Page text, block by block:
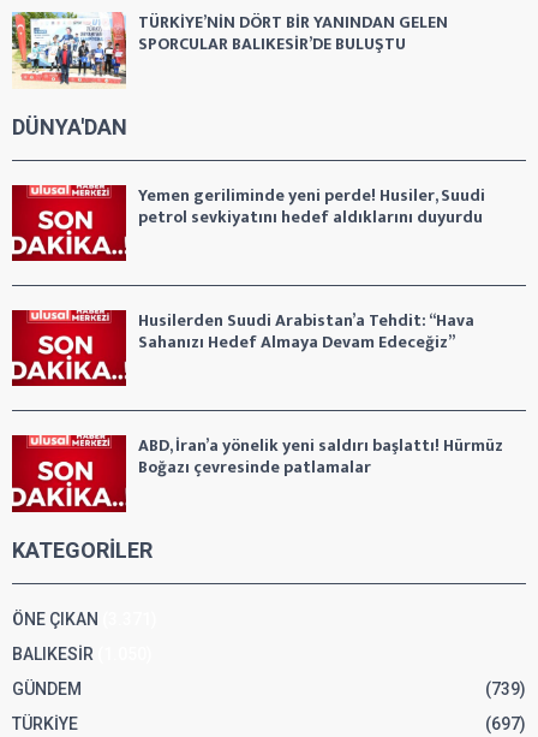
TÜRKİYE’NİN DÖRT BİR YANINDAN GELEN
SPORCULAR BALIKESİR’DE BULUŞTU
DÜNYA'DAN
Yemen geriliminde yeni perde! Husiler, Suudi
petrol sevkiyatını hedef aldıklarını duyurdu
Husilerden Suudi Arabistan’a Tehdit: “Hava
Sahanızı Hedef Almaya Devam Edeceğiz”
ABD, İran’a yönelik yeni saldırı başlattı! Hürmüz
Boğazı çevresinde patlamalar
KATEGORİLER
ÖNE ÇIKAN
BALIKESİR
GÜNDEM
(739)
TÜRKİYE
(697)